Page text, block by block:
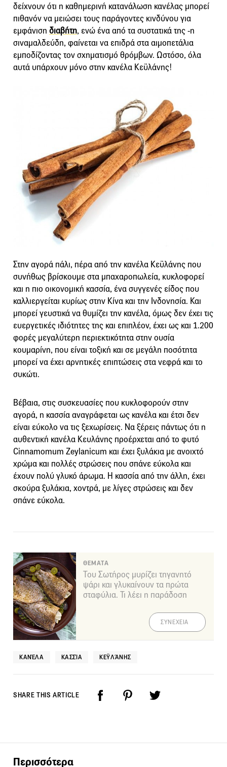
δείχνουν ότι η καθημερινή κατανάλωση κανέλας μπορεί
πιθανόν να μειώσει τους παράγοντες κινδύνου για
εμφάνιση διαβήτη, ενώ ένα από τα συστατικά της -η
σιναμαλδεύδη, φαίνεται να επιδρά στα αιμοπετάλια
εμποδίζοντας τον σχηματισμό θρόμβων. Ωστόσο, όλα
αυτά υπάρχουν μόνο στην κανέλα Κεϋλάνης!
Στην αγορά πάλι, πέρα από την κανέλα Κεϋλάνης που
συνήθως βρίσκουμε στα μπαχαροπωλεία, κυκλοφορεί
και η πιο οικονομική κασσία, ένα συγγενές είδος που
καλλιεργείται κυρίως στην Κίνα και την Ινδονησία. Και
μπορεί γευστικά να θυμίζει την κανέλα, όμως δεν έχει τις
ευεργετικές ιδιότητες της και επιπλέον, έχει ως και 1.200
φορές μεγαλύτερη περιεκτικότητα στην ουσία
κουμαρίνη, που είναι τοξική και σε μεγάλη ποσότητα
μπορεί να έχει αρνητικές επιπτώσεις στα νεφρά και το
συκώτι.
Βέβαια, στις συσκευασίες που κυκλοφορούν στην
αγορά, η κασσία αναγράφεται ως κανέλα και έτσι δεν
είναι εύκολο να τις ξεχωρίσεις. Να ξέρεις πάντως ότι η
αυθεντική κανέλα Κευλάνης προέρχεται από το φυτό
Cinnamomum Zeylanicum και έχει ξυλάκια με ανοιχτό
χρώμα και πολλές στρώσεις που σπάνε εύκολα και
έχουν πολύ γλυκό άρωμα. Η κασσία από την άλλη, έχει
σκούρα ξυλάκια, χοντρά, με λίγες στρώσεις και δεν
σπάνε εύκολα.
ΘΕΜΑΤΑ
Του Σωτήρος μυρίζει τηγανητό
ψάρι και γλυκαίνουν τα πρώτα
σταφύλια. Τι λέει η παράδοση
ΣΥΝΕΧΕΙΑ
ΚΑΝΈΛΑ ΚΑΣΣΊΑ ΚΕΫΛΆΝΗΣ
SHARE THIS ARTICLE
Περισσότερα